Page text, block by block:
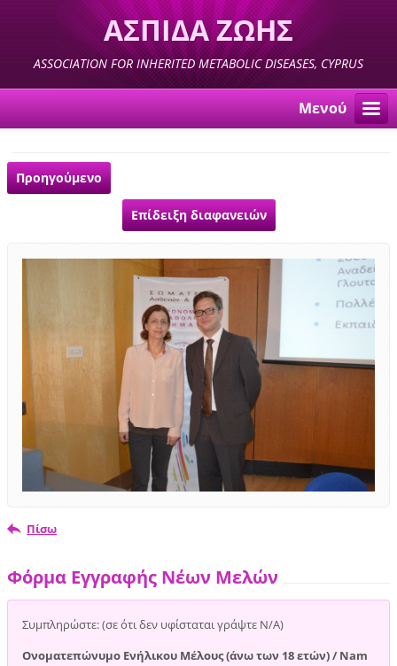
ΑΣΠΙΔΑ ΖΩΗΣ
ASSOCIATION FOR INHERITED METABOLIC DISEASES, CYPRUS
Μενού
Προηγούμενο
Επίδειξη διαφανειών
Πίσω
Φόρμα Εγγραφής Νέων Μελών
Συμπληρώστε: (σε ότι δεν υφίσταται γράψτε Ν/Α)
Ονοματεπώνυμο Ενήλικου Μέλους (άνω των 18 ετών) / Nam